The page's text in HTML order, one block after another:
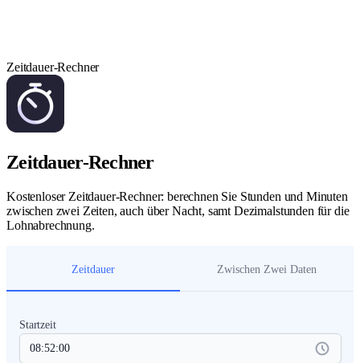
Zeitdauer-Rechner
Zeitdauer-Rechner
Kostenloser Zeitdauer-Rechner: berechnen Sie Stunden und Minuten
zwischen zwei Zeiten, auch über Nacht, samt Dezimalstunden für die
Lohnabrechnung.
Zeitdauer Zwischen Zwei Daten
Startzeit